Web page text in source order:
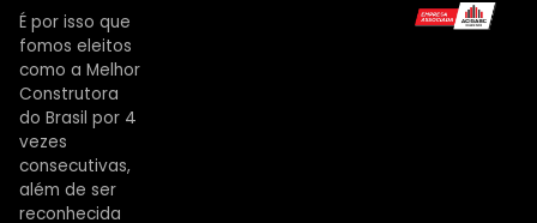
É por isso que
fomos eleitos
como a Melhor
Construtora
do Brasil por 4
vezes
consecutivas,
além de ser
reconhecida